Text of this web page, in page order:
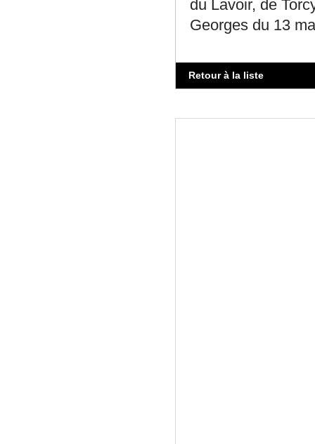
du Lavoir, de
Georges du 13
Retour à la liste